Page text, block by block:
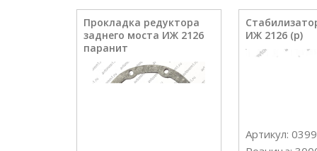
Прокладка редуктора
заднего моста ИЖ 2126
паранит
ИЖ 2126 (р)
Артикул: